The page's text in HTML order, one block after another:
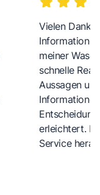
Vielen Dank
meiner
schnelle
Aussagen
erleichtert.
Service